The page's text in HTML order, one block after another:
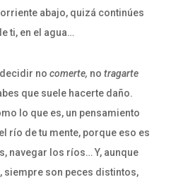
abajo, quizá continúes
ti, en el agua…
no comerte, no tragarte
que suele hacerte daño.
lo que es, un pensamiento
río de tu mente, porque eso es
navegar los ríos… Y, aunque
siempre son peces distintos,